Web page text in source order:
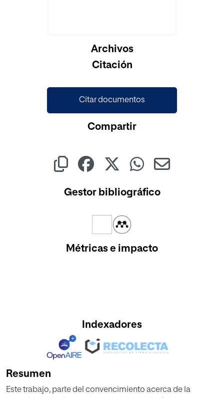
Archivos
Citación
Citar documentos
Compartir
Gestor bibliográfico
Métricas e impacto
Indexadores
Resumen
Este trabajo, parte del convencimiento acerca de la